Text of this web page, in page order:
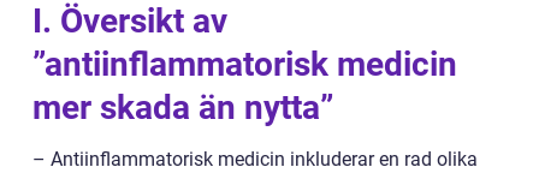
I. Översikt av
”antiinflammatorisk medicin
mer skada än nytta”
– Antiinflammatorisk medicin inkluderar en rad olika